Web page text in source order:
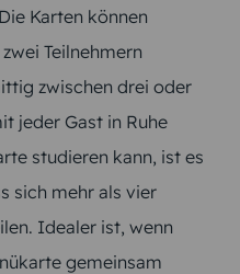
Karten können
Teilnehmern
zwischen drei oder
jeder Gast in Ruhe
studieren kann, ist es
sich mehr als vier
Idealer ist, wenn
gemeinsam